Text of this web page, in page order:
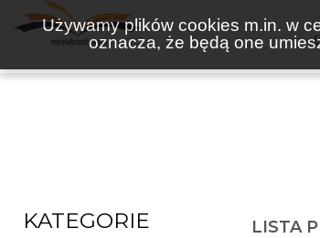
Używamy plików cookies m.in. w
oznacza, że będą one
KATEGORIE LISTA